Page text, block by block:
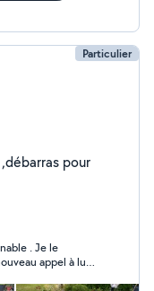
Particulier
pour
Je le
à lui